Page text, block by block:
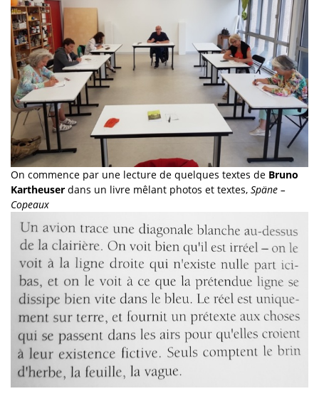
On commence par une lecture de quelques textes de Bruno
Kartheuser dans un livre mêlant photos et textes, Späne –
Copeaux